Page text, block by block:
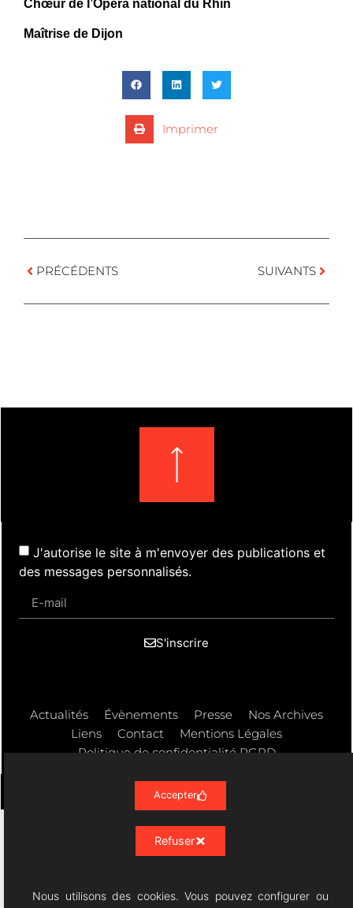
Chœur de l’Opéra national du Rhin
Maîtrise de Dijon
Imprimer
PRÉCÉDENTS SUIVANTS
J'autorise le site à m'envoyer des publications et
des messages personnalisés.
S'inscrire
Actualités Évènements Presse
Nos Archives
Liens
Contact
Mentions Légales
Politique de confidentialité RGPD
Résonances Lyriques
Nous utilisons des cookies. Vous pouvez configurer ou
Accepter
Refuser